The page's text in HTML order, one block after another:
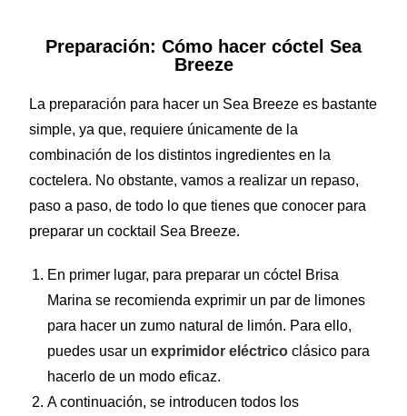
Preparación: Cómo hacer cóctel Sea
Breeze
La preparación para hacer un Sea Breeze es bastante
simple, ya que, requiere únicamente de la
combinación de los distintos ingredientes en la
coctelera. No obstante, vamos a realizar un repaso,
paso a paso, de todo lo que tienes que conocer para
preparar un cocktail Sea Breeze.
En primer lugar, para preparar un cóctel Brisa
Marina se recomienda exprimir un par de limones
para hacer un zumo natural de limón. Para ello,
puedes usar unexprimidor eléctrico clásico para
hacerlo de un modo eficaz.
A continuación, se introducen todos los